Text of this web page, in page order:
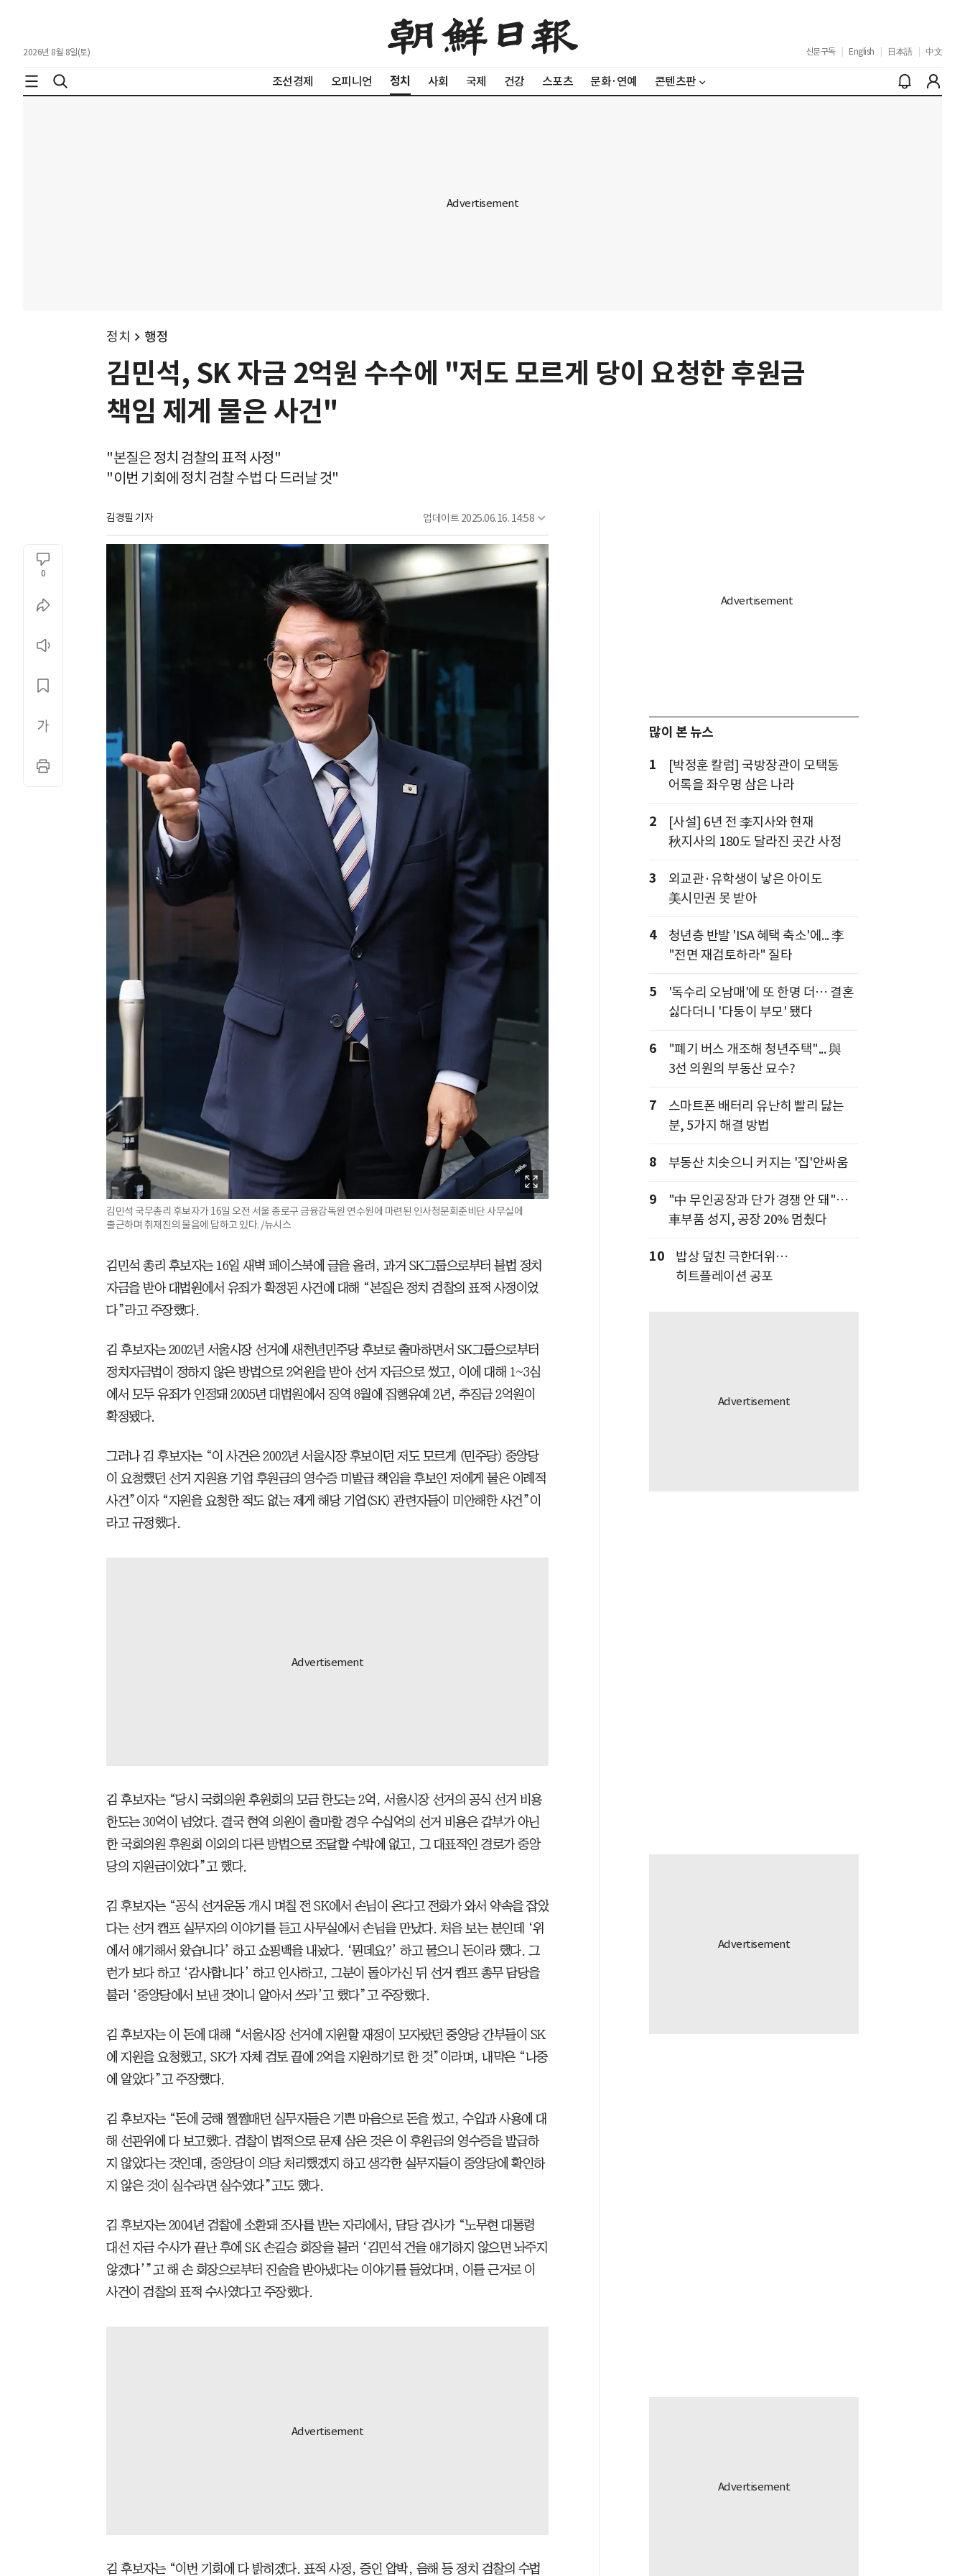
2026년 8월 8일(토) 신문구독 English 日本語 中文
조선경제 오피니언 정치 사회 국제 건강 스포츠 문화·연예 콘텐츠판
정치 행정
김민석, SK 자금 2억원 수수에 "저도 모르게 당이 요청한 후원금
책임 제게 물은 사건"
"본질은 정치 검찰의 표적 사정"
"이번 기회에 정치 검찰 수법 다 드러날 것"
김경필 기자 업데이트 2025.06.16. 14:58
0
김민석 국무총리 후보자가 16일 오전 서울 종로구 금융감독원 연수원에 마련된 인사청문회준비단 사무실에
출근하며 취재진의 물음에 답하고 있다. /뉴시스
김민석 총리 후보자는 16일 새벽 페이스북에 글을 올려, 과거 SK그룹으로부터 불법 정치
자금을 받아 대법원에서 유죄가 확정된 사건에 대해 “본질은 정치 검찰의 표적 사정이었
다”라고 주장했다.
김 후보자는 2002년 서울시장 선거에 새천년민주당 후보로 출마하면서 SK그룹으로부터
정치자금법이 정하지 않은 방법으로 2억원을 받아 선거 자금으로 썼고, 이에 대해 1~3심
에서 모두 유죄가 인정돼 2005년 대법원에서 징역 8월에 집행유예 2년, 추징금 2억원이
확정됐다.
그러나 김 후보자는 “이 사건은 2002년 서울시장 후보이던 저도 모르게 (민주당) 중앙당
이 요청했던 선거 지원용 기업 후원금의 영수증 미발급 책임을 후보인 저에게 물은 이례적
사건”이자 “지원을 요청한 적도 없는 제게 해당 기업(SK) 관련자들이 미안해한 사건”이
라고 규정했다.
김 후보자는 “당시 국회의원 후원회의 모금 한도는 2억, 서울시장 선거의 공식 선거 비용
한도는 30억이 넘었다. 결국 현역 의원이 출마할 경우 수십억의 선거 비용은 갑부가 아닌
한 국회의원 후원회 이외의 다른 방법으로 조달할 수밖에 없고, 그 대표적인 경로가 중앙
당의 지원금이었다”고 했다.
김 후보자는 “공식 선거운동 개시 며칠 전 SK에서 손님이 온다고 전화가 와서 약속을 잡았
다는 선거 캠프 실무자의 이야기를 듣고 사무실에서 손님을 만났다. 처음 보는 분인데 ‘위
에서 얘기해서 왔습니다’ 하고 쇼핑백을 내놨다. ‘뭔데요?’ 하고 물으니 돈이라 했다. 그
런가 보다 하고 ‘감사합니다’ 하고 인사하고, 그분이 돌아가신 뒤 선거 캠프 총무 담당을
불러 ‘중앙당에서 보낸 것이니 알아서 쓰라’고 했다”고 주장했다.
김 후보자는 이 돈에 대해 “서울시장 선거에 지원할 재정이 모자랐던 중앙당 간부들이 SK
에 지원을 요청했고, SK가 자체 검토 끝에 2억을 지원하기로 한 것”이라며, 내막은 “나중
에 알았다”고 주장했다.
김 후보자는 “돈에 궁해 쩔쩔매던 실무자들은 기쁜 마음으로 돈을 썼고, 수입과 사용에 대
해 선관위에 다 보고했다. 검찰이 법적으로 문제 삼은 것은 이 후원금의 영수증을 발급하
지 않았다는 것인데, 중앙당이 의당 처리했겠지 하고 생각한 실무자들이 중앙당에 확인하
지 않은 것이 실수라면 실수였다”고도 했다.
김 후보자는 2004년 검찰에 소환돼 조사를 받는 자리에서, 담당 검사가 “노무현 대통령
대선 자금 수사가 끝난 후에 SK 손길승 회장을 불러 ‘김민석 건을 얘기하지 않으면 놔주지
않겠다’”고 해 손 회장으로부터 진술을 받아냈다는 이야기를 들었다며, 이를 근거로 이
사건이 검찰의 표적 수사였다고 주장했다.
김 후보자는 “이번 기회에 다 밝히겠다. 표적 사정, 증인 압박, 음해 등 정치 검찰의 수법
많이 본 뉴스
1
[박정훈 칼럼] 국방장관이 모택동
어록을 좌우명 삼은 나라
2
[사설] 6년 전 李지사와 현재
秋지사의 180도 달라진 곳간 사정
3
외교관·유학생이 낳은 아이도
美시민권 못 받아
4
청년층 반발 'ISA 혜택 축소'에... 李
"전면 재검토하라" 질타
5
'독수리 오남매'에 또 한명 더… 결혼
싫다더니 '다둥이 부모' 됐다
6
"폐기 버스 개조해 청년주택"... 與
3선 의원의 부동산 묘수?
7
스마트폰 배터리 유난히 빨리 닳는
분, 5가지 해결 방법
8 부동산 치솟으니 커지는 '집'안싸움
9
"中 무인공장과 단가 경쟁 안 돼"…
車부품 성지, 공장 20% 멈췄다
10
밥상 덮친 극한더위…
히트플레이션 공포